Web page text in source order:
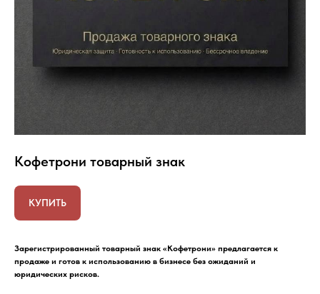
Кофетрони товарный знак
КУПИТЬ
Зарегистрированный товарный знак «Кофетрони» предлагается к
продаже и готов к использованию в бизнесе без ожиданий и
юридических рисков.